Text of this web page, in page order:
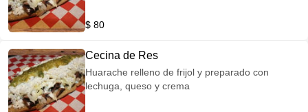
$ 80
Cecina de Res
Huarache relleno de frijol y preparado con
lechuga, queso y crema